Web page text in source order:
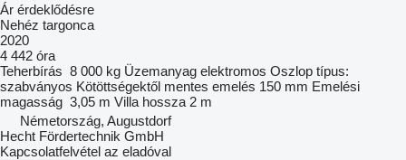
Ár érdeklődésre
Nehéz targonca
2020
4 442 óra
Teherbírás 8 000 kg Üzemanyag elektromos Oszlop típus:
szabványos Kötöttségektől mentes emelés 150 mm Emelési
magasság 3,05 m Villa hossza 2 m
Németország, Augustdorf
Hecht Fördertechnik GmbH
Kapcsolatfelvétel az eladóval